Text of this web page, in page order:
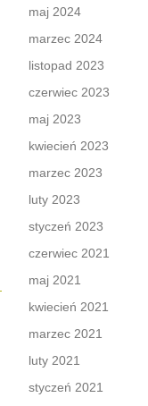
maj 2024
marzec 2024
listopad 2023
czerwiec 2023
maj 2023
kwiecień 2023
marzec 2023
luty 2023
styczeń 2023
czerwiec 2021
maj 2021
kwiecień 2021
marzec 2021
luty 2021
styczeń 2021